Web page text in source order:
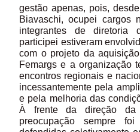
gestão apenas, pois,
Biavaschi, ocupei cargos
integrantes de diretoria
participei estiveram
com o projeto da
Femargs e a organização
encontros regionais e
incessantemente pela
e pela melhoria das
À frente da direção da
preocupação sempre